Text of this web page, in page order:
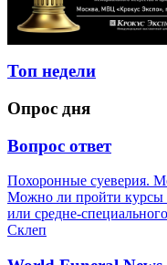
Топ недели
Опрос дня
Вопрос ответ
Похоронные суеверия.
Можно ли пройти курсы
или средне-
Склеп